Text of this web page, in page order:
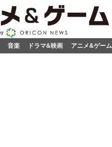
音楽 ドラマ&映画 アニメ&ゲーム